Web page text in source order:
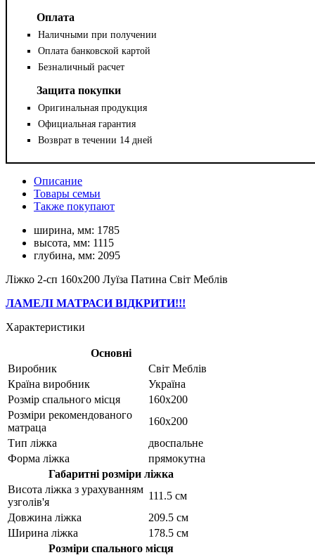
Оплата
Наличными при получении
Оплата банковской картой
Безналичный расчет
Защита покупки
Оригинальная продукция
Официальная гарантия
Возврат в течении 14 дней
Описание
Товары семьи
Также покупают
ширина, мм: 1785
высота, мм: 1115
глубина, мм: 2095
Ліжко 2-сп 160х200 Луїза Патина Світ Меблів
ЛАМЕЛІ МАТРАСИ ВІДКРИТИ!!!
Характеристики
Основні
Виробник
Світ Меблів
Країна виробник
Україна
Розмір спального місця
160х200
Розміри рекомендованого
матраца
160х200
Тип ліжка
двоспальне
Форма ліжка
прямокутна
Габаритні розміри ліжка
Висота ліжка з урахуванням
узголів'я
111.5 см
Довжина ліжка
209.5 см
Ширина ліжка
178.5 см
Розміри спального місця